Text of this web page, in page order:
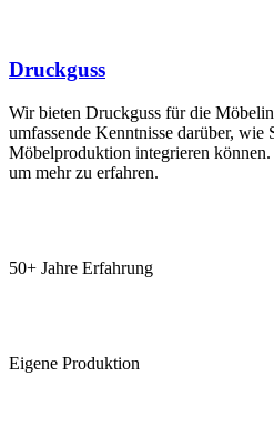
Druckguss
Wir bieten Druckguss für die
umfassende Kenntnisse darüber,
Möbelproduktion integrieren
um mehr zu erfahren.
50+ Jahre Erfahrung
Eigene Produktion